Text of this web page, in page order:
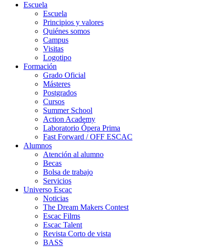
Escuela
Escuela
Principios y valores
Quiénes somos
Campus
Visitas
Logotipo
Formación
Grado Oficial
Másteres
Postgrados
Cursos
Summer School
Action Academy
Laboratorio Ópera Prima
Fast Forward / OFF ESCAC
Alumnos
Atención al alumno
Becas
Bolsa de trabajo
Servicios
Universo Escac
Noticias
The Dream Makers Contest
Escac Films
Escac Talent
Revista Corto de vista
BASS